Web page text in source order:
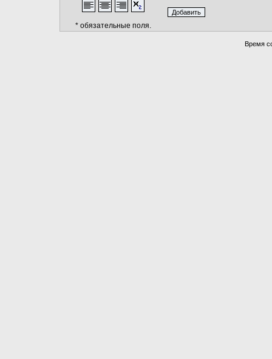
* обязательные поля.
Время